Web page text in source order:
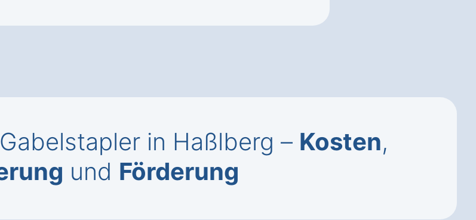
in Haßlberg – Kosten,
und Förderung